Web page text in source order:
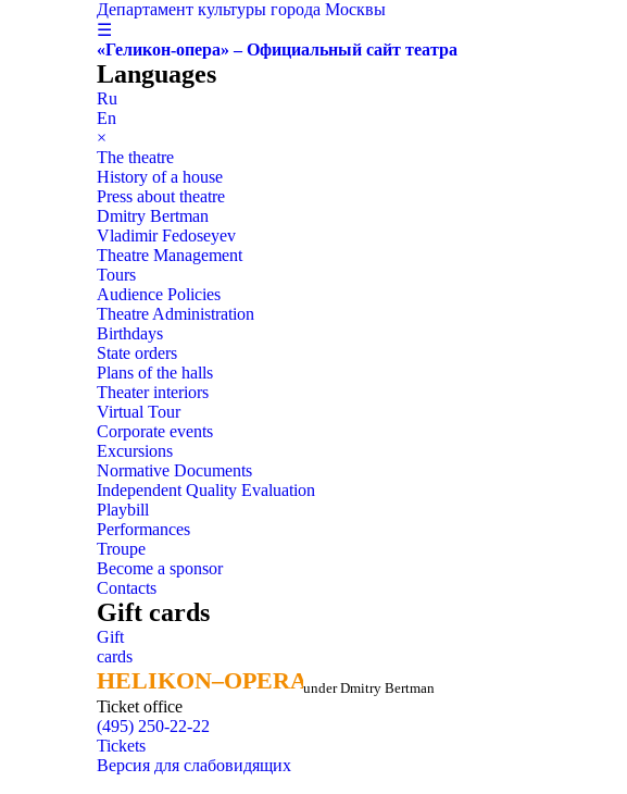
Департамент культуры города Москвы
☰
«Геликон-опера» – Официальный сайт театра
Languages
Ru
En
×
The theatre
History of a house
Press about theatre
Dmitry Bertman
Vladimir Fedoseyev
Theatre Management
Tours
Audience Policies
Theatre Administration
Birthdays
State orders
Plans of the halls
Theater interiors
Virtual Tour
Corporate events
Excursions
Normative Documents
Independent Quality Evaluation
Playbill
Performances
Troupe
Become a sponsor
Contacts
Gift cards
Gift
cards
HELIKON–OPERA
HELIKON–OPERAunder Dmitry Bertman
Ticket office
(495) 250-22-22
Tickets
Версия для слабовидящих